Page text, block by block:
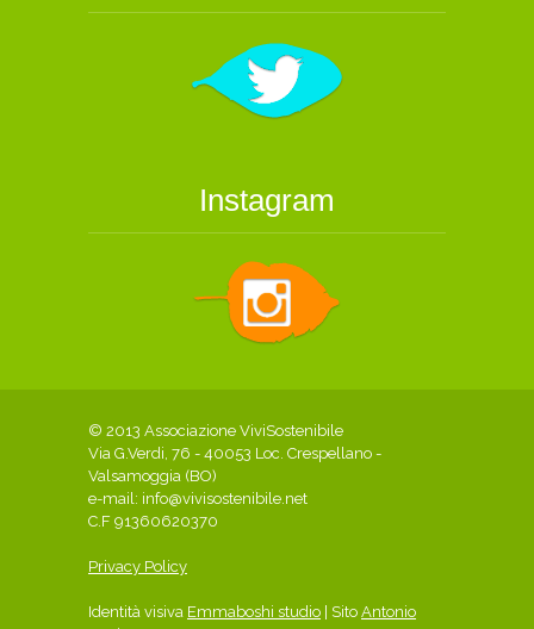
Instagram
© 2013 Associazione ViviSostenibile
Via G.Verdi, 76 - 40053 Loc. Crespellano -
Valsamoggia (BO)
e-mail: info@vivisostenibile.net
C.F 91360620370
Privacy Policy
Identità visiva Emmaboshi studio | Sito Antonio